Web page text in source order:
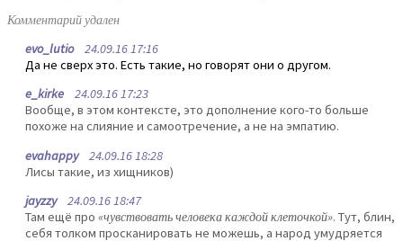
Комментарий удален
evo_lutio24.09.16 17:16
Да не сверх это. Есть такие, но говорят они о другом.
e_kirke 24.09.16 17:23
Вообще, в этом контексте, это дополнение кого-то больше
похоже на слияние и самоотречение, а не на эмпатию.
evahappy24.09.16 18:28
Лисы такие, из хищников)
jayzzy24.09.16 18:47
Там ещё про «чувствовать человека каждой клеточкой». Тут, блин,
себя толком просканировать не можешь, а народ умудряется